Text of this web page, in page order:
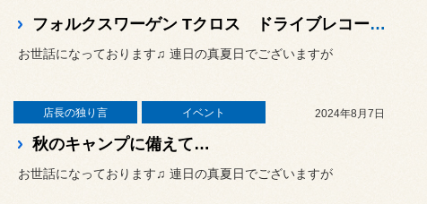
フォルクスワーゲン Tクロス ドライブレコーダー 取付
お世話になっております♫ 連日の真夏日でございますが
店長の独り言 イベント 2024年8月7日
秋のキャンプに備えて…
お世話になっております♫ 連日の真夏日でございますが